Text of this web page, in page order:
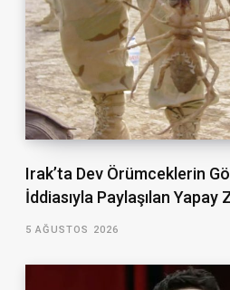
Irak’ta Dev Örümceklerin
İddiasıyla Paylaşılan Yapay
5 AĞUSTOS 2026